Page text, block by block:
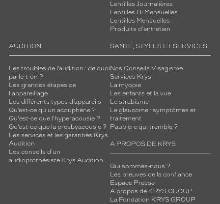
Lentilles Journalières
Lentilles Bi Mensuelles
Lentilles Mensuelles
Produits d'entretien
AUDITION
Les troubles de l’audition : de quoi
parle-t-on ?
Les grandes étapes de
l'appareillage
Les différents types d’appareils
Qu’est-ce qu'un acouphène ?
Qu'est-ce que l'hyperacousie ?
Qu’est-ce que la presbyacousie ?
Les services et les garanties Krys
Audition
Les conseils d'un
audioprothésiste Krys Audition
SANTÉ, STYLES ET SERVICES
Nos Conseils Visagisme
Services Krys
La myopie
Les enfants et la vue
Le strabisme
Le glaucome : symptômes et
traitement
Paupière qui tremble ?
A PROPOS DE KRYS
Qui sommes-nous ?
Les preuves de la confiance
Espace Presse
A propos de KRYS GROUP
La Fondation KRYS GROUP